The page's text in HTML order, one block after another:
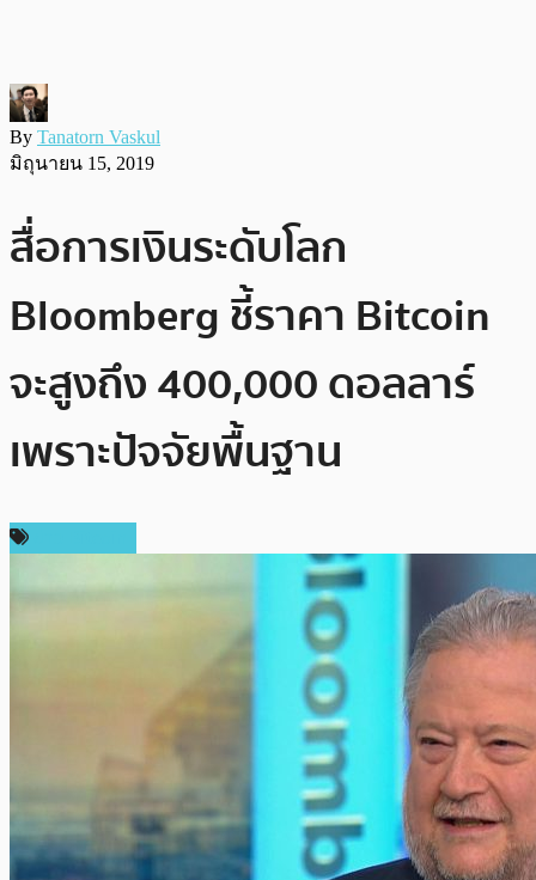
By Tanatorn Vaskul
มิถุนายน 15, 2019
สื่อการเงินระดับโลก
Bloomberg ชี้ราคา Bitcoin
จะสูงถึง 400,000 ดอลลาร์
เพราะปัจจัยพื้นฐาน